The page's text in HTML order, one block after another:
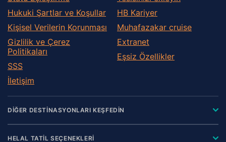
Hukuki Şartlar ve Koşullar
Kişisel Verilerin Korunması
Gizlilik ve Çerez
Politikaları
SSS
İletişim
HB Kariyer
Muhafazakar сruise
Extranet
Eşsiz Özellikler
DİĞER DESTİNASYONLARI KEŞFEDİN
HELAL TATİL SEÇENEKLERİ